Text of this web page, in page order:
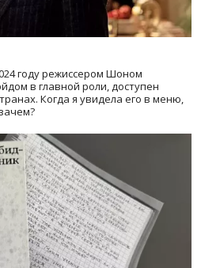
годурежиссером Шоном
в главной роли, доступен
Когда я увидела его в меню,